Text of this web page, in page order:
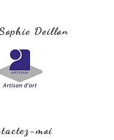
Deillon
moi